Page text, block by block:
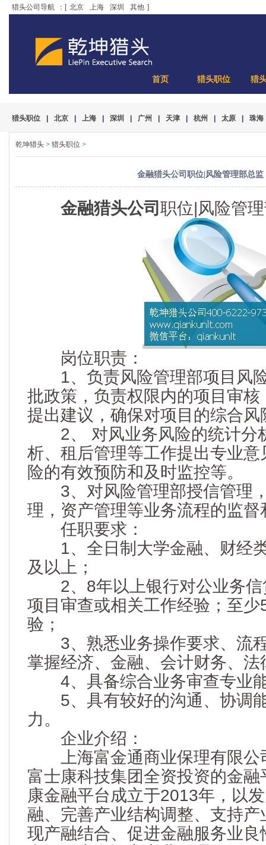
猎头公司导航 ：[ 北京 上海 深圳 其他 ]
首页 猎头职位 猎
猎头职位 北京 上海 深圳 广州 天津 杭州 太原 珠海
乾坤猎头 > 猎头职位 >
金融猎头公司职位|风险管理部总监
金融猎头公司职位|风险管
岗位职责：
1、负责风险管理部项目风
批政策，负责权限内的项目审
提出建议，确保对项目的综合风
2、 对风业务风险的统计分
析、租后管理等工作提出专业
险的有效预防和及时监控等。
3、对风险管理部授信管理
理，资产管理等业务流程的监
任职要求：
1、全日制大学金融、财经
及以上；
2、8年以上银行对公业务信
项目审查或相关工作经验；至
验；
3、熟悉业务操作要求、流
掌握经济、金融、会计财务、
4、具备综合业务审查专业
5、具有较好的沟通、协调
力。
企业介绍：
上海富金通商业保理有限公
富士康科技集团全资投资的金
康金融平台成立于2013年，以
融、完善产业结构调整、支持
现产融结合、促进金融服务业